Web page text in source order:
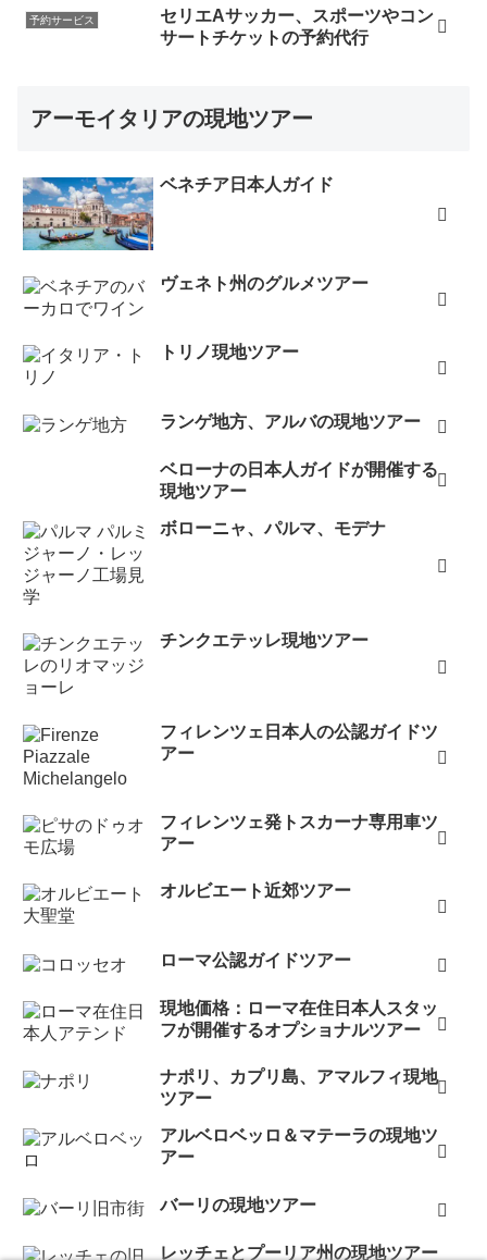
予約サービス
セリエAサッカー、スポーツやコン
サートチケットの予約代行
アーモイタリアの現地ツアー
ベネチア日本人ガイド
ヴェネト州のグルメツアー
トリノ現地ツアー
ランゲ地方、アルバの現地ツアー
ベローナの日本人ガイドが開催する
現地ツアー
ボローニャ、パルマ、モデナ
チンクエテッレ現地ツアー
フィレンツェ日本人の公認ガイドツ
アー
フィレンツェ発トスカーナ専用車ツ
アー
オルビエート近郊ツアー
ローマ公認ガイドツアー
現地価格：ローマ在住日本人スタッ
フが開催するオプショナルツアー
ナポリ、カプリ島、アマルフィ現地
ツアー
アルベロベッロ＆マテーラの現地ツ
アー
バーリの現地ツアー
レッチェとプーリア州の現地ツアー